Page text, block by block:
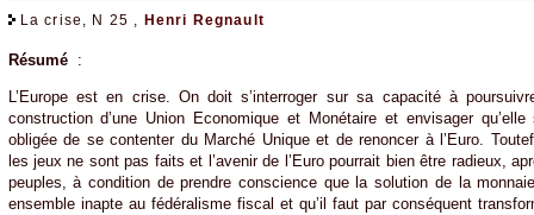
La crise, N 25 , Henri Regnault
Résumé :
L’Europe est en crise. On doit s’interroger sur sa capacité à
construction d’une Union Economique et Monétaire et envisager qu’elle
obligée de se contenter du Marché Unique et de renoncer à l’Euro.
les jeux ne sont pas faits et l’avenir de l’Euro pourrait bien être radieux,
peuples, à condition de prendre conscience que la solution de la
ensemble inapte au fédéralisme fiscal et qu’il faut par conséquent